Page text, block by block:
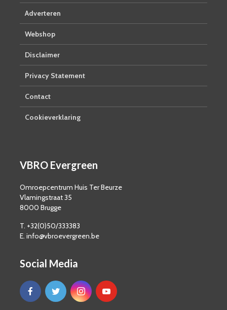
Adverteren
Webshop
Disclaimer
Privacy Statement
Contact
Cookieverklaring
VBRO Evergreen
Omroepcentrum Huis Ter Beurze
Vlamingstraat 35
8000 Brugge
T. +32(0)50/333383
E. info@vbroevergreen.be
Social Media